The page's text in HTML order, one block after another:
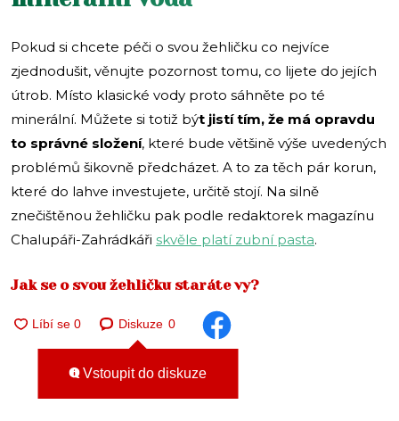
Pokud si chcete péči o svou žehličku co nejvíce
zjednodušit, věnujte pozornost tomu, co lijete do jejích
útrob. Místo klasické vody proto sáhněte po té
minerální. Můžete si totiž být jistí tím, že má opravdu
to správné složení, které bude většině výše uvedených
problémů šikovně předcházet. A to za těch pár korun,
které do lahve investujete, určitě stojí. Na silně
znečištěnou žehličku pak podle redaktorek magazínu
Chalupáři-Zahrádkáři skvěle platí zubní pasta.
Jak se o svou žehličku staráte vy?
Diskuze 0
Vstoupit do diskuze